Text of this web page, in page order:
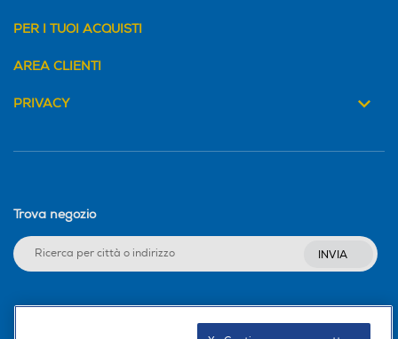
PER I TUOI ACQUISTI
AREA CLIENTI
PRIVACY
Trova negozio
INVIA